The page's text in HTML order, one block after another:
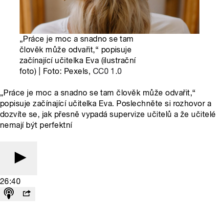
„Práce je moc a snadno se tam
člověk může odvařit,“ popisuje
začínající učitelka Eva (ilustrační
foto) | Foto: Pexels, CC0 1.0
„Práce je moc a snadno se tam člověk může odvařit,“
popisuje začínající učitelka Eva. Poslechněte si rozhovor a
dozvíte se, jak přesně vypadá supervize učitelů a že učitelé
nemají být perfektní
26:40